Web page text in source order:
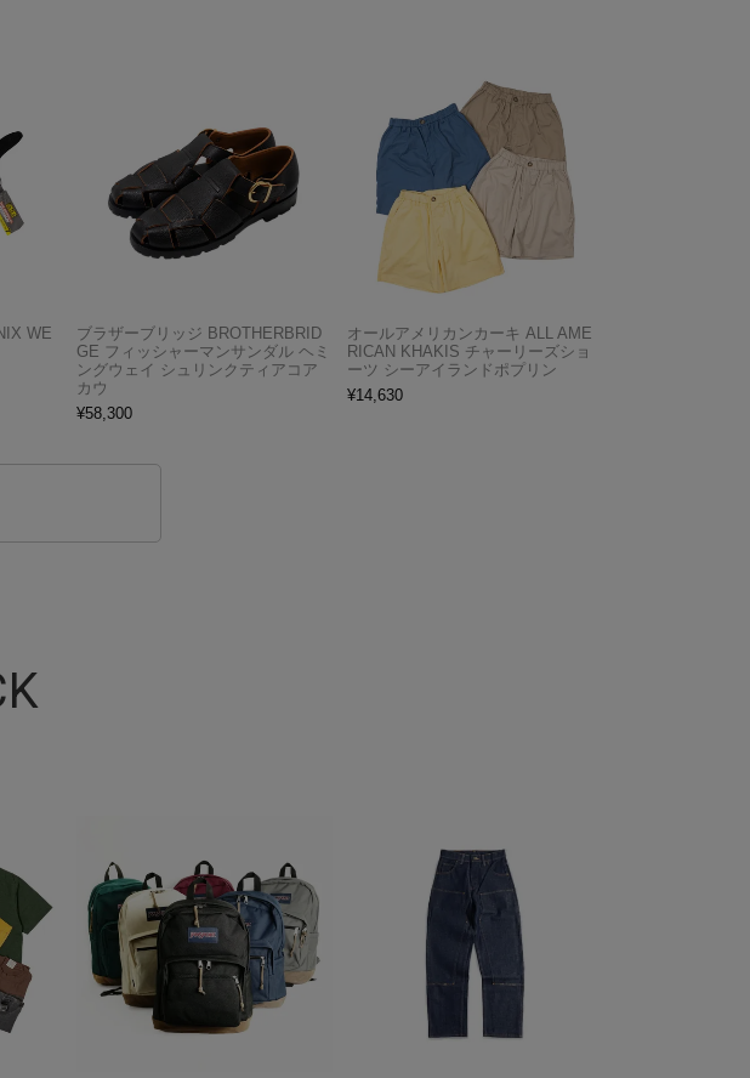
WE
ブラザーブリッジ BROTHERBRID
GE フィッシャーマンサンダル ヘミ
ングウェイ シュリンクティアコア
カウ
¥58,300
オールアメリカンカーキ ALL AME
RICAN KHAKIS チャーリーズショ
ーツ シーアイランドポプリン
¥14,630